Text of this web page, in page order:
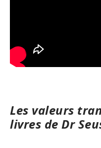
Les valeurs
livres de Dr